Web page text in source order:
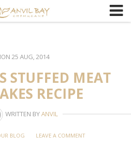
25 AUG, 2014
STUFFED MEAT
RECIPE
WRITTEN BYANVIL
BLOG LEAVE A COMMENT